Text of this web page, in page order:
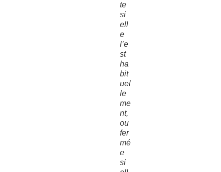
te
si
ell
e
l’e
st
ha
bit
uel
le
me
nt,
ou
fer
mé
e
si